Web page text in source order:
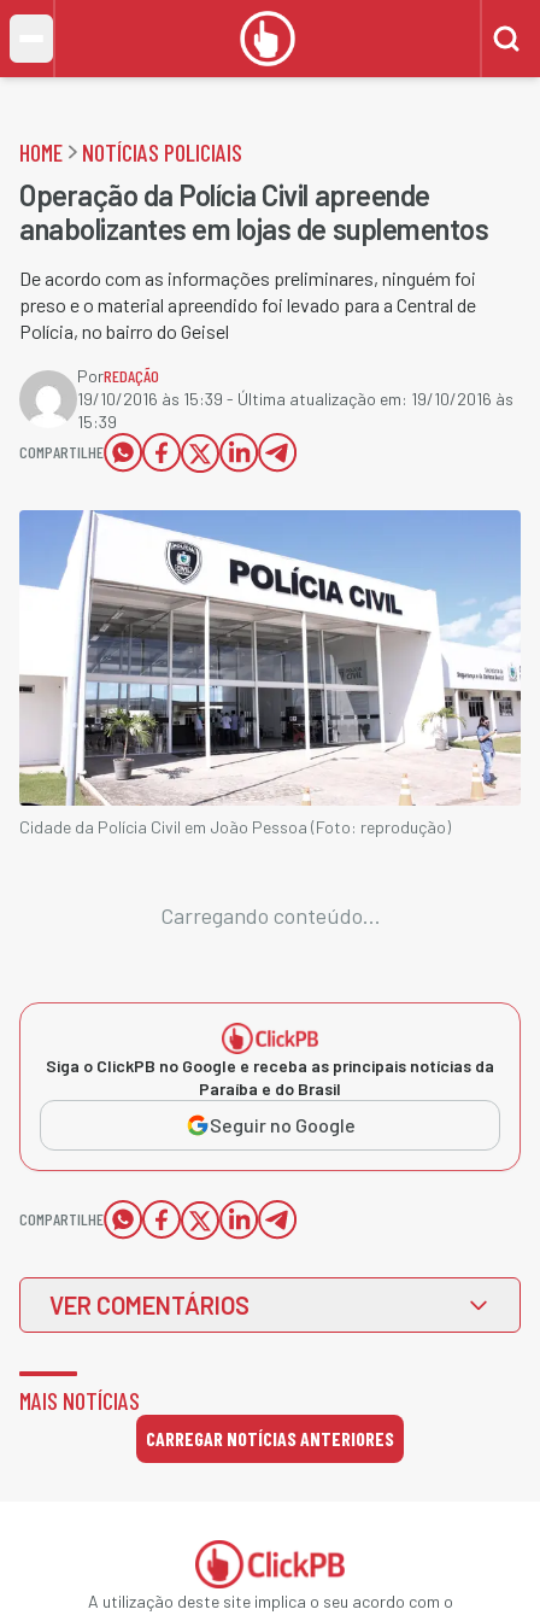
HOME NOTÍCIAS POLICIAIS
Operação da Polícia Civil apreende
anabolizantes em lojas de suplementos
De acordo com as informações preliminares, ninguém foi
preso e o material apreendido foi levado para a Central de
Polícia, no bairro do Geisel
PorREDAÇÃO
19/10/2016 às 15:39 - Última atualização em: 19/10/2016 às
15:39
COMPARTILHE
Cidade da Polícia Civil em João Pessoa (Foto: reprodução)
Carregando conteúdo...
Siga o ClickPB no Google e receba as principais notícias da
Paraíba e do Brasil
Seguir no Google
COMPARTILHE
VER COMENTÁRIOS
MAIS NOTÍCIAS
CARREGAR NOTÍCIAS ANTERIORES
A utilização deste site implica o seu acordo com o